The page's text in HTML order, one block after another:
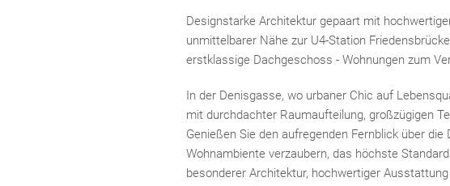
Designstarke Architektur gepaart mit
unmittelbarer Nähe zur U4-Station
erstklassige Dachgeschoss - Wohnungen zum
In der Denisgasse, wo urbaner Chic auf
mit durchdachter Raumaufteilung, großzügigen
Genießen Sie den aufregenden Fernblick über
Wohnambiente verzaubern, das höchste
besonderer Architektur, hochwertiger